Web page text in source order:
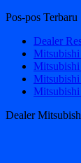
Pos-pos Terbaru
Dealer
Dealer